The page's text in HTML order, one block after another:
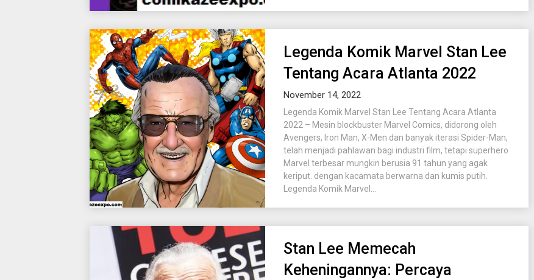
Legenda Komik Marvel Stan Lee
Tentang Acara Atlanta 2022
November 14, 2022
Legenda Komik Marvel Stan Lee Tentang Acara Atlanta
2022 – Mesin blockbuster Marvel Comics, didorong oleh
Avengers, Iron Man, X-Men dan banyak iterasi Spider-Man,
telah menjadi pahlawan bagi industri film, tetapi superhero
Marvel terbesar mungkin berusia 91 tahun yang agak
keriput. dengan kacamata berwarna dan kumis putih.
Legenda Komik Marvel...
Stan Lee Memecah
Keheningannya: Percaya